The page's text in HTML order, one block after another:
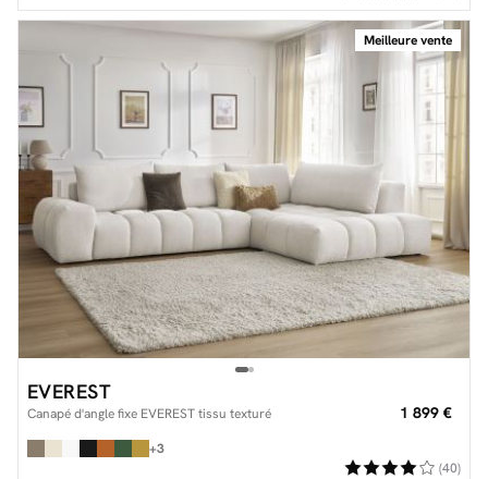
Meilleure vente
EVEREST
Canapé d'angle fixe EVEREST tissu texturé 1 899 €
+3
(40)